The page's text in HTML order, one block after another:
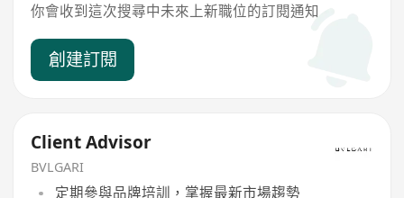
你會收到這次搜尋中未來上新職位的訂閱通知
創建訂閱
Client Advisor
BVLGARI
定期參與品牌培訓，掌握最新市場趨勢